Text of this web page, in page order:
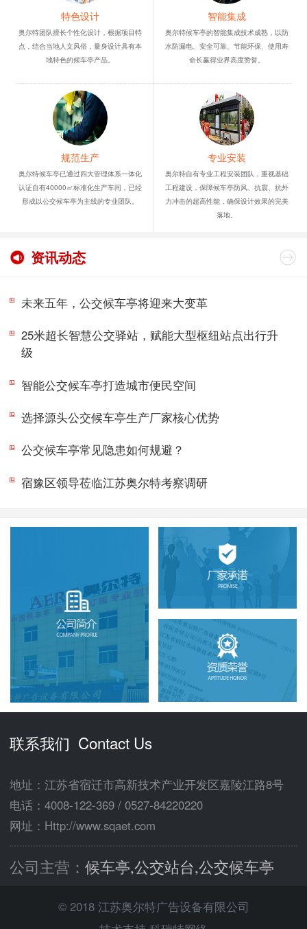
特色设计
奥尔特团队擅长个性化设计，根据项目特
点，结合当地人文风俗，量身设计具有本
地特色的候车亭产品。
智能集成
奥尔特候车亭的智能集成技术成熟，以防
水防漏电、安全可靠、节能环保、使用寿
命长赢得业界高度赞誉。
规范生产
奥尔特候车亭已通过四大管理体系一体化
认证自有40000㎡标准化生产车间，已经
形成以公交候车亭为主线的专业团队。
专业安装
奥尔特自有专业工程安装团队，重视基础
工程建设，保障候车亭防风、抗震、抗外
力冲击的超高性能，确保设计效果的完美
落地。
资讯动态
未来五年，公交候车亭将迎来大变革
25米超长智慧公交驿站，赋能大型枢纽站点出行升
级
智能公交候车亭打造城市便民空间
选择源头公交候车亭生产厂家核心优势
公交候车亭常见隐患如何规避？
宿豫区领导莅临江苏奥尔特考察调研
联系我们 Contact Us
地址：江苏省宿迁市高新技术产业开发区嘉陵江路8号
电话： 4008-122-369 / 0527-84220220
网址：Http://www.sqaet.com
公司主营： 候车亭,公交站台,公交候车亭
© 2018 江苏奥尔特广告设备有限公司